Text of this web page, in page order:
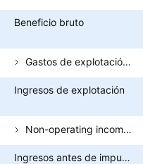
Beneficio bruto
Gastos de explotación (excluido el coste de los bienes vendidos)
Ingresos de explotación
Non-operating income (total)
Ingresos antes de impuestos